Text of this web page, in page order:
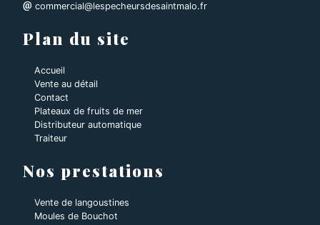
commercial@lespecheursdesaintmalo.fr
Plan du site
Accueil
Vente au détail
Contact
Plateaux de fruits de mer
Distributeur automatique
Traiteur
Nos prestations
Vente de langoustines
Moules de Bouchot